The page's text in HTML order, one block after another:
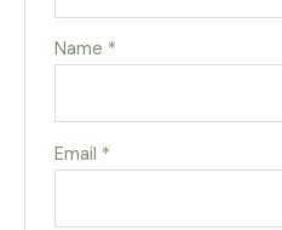
Name *
Email *